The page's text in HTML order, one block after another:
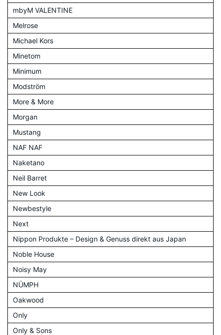
mbyM VALENTINE
Melrose
Michael Kors
Minetom
Minimum
Modström
More & More
Morgan
Mustang
NAF NAF
Naketano
Neil Barret
New Look
Newbestyle
Next
Nippon Produkte – Design & Genuss direkt aus Japan
Noble House
Noisy May
NÜMPH
Oakwood
Only
Only & Sons